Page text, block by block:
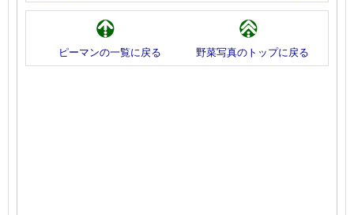
ピーマンの一覧に戻る 野菜写真のトップに戻る